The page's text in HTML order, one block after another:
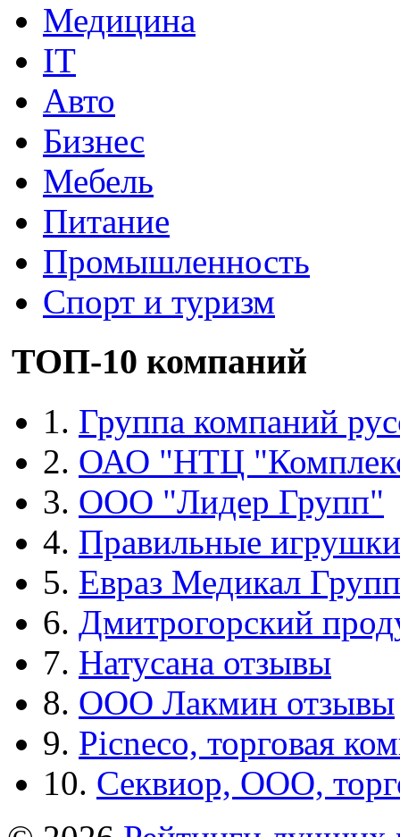
Медицина
IT
Авто
Бизнес
Мебель
Питание
Промышленность
Спорт и туризм
ТОП-10 компаний
1. Группа компаний
2. ОАО "НТЦ
3. ООО "Лидер Групп"
4. Правильные игрушки
5. Евраз Медикал Групп
6. Дмитрогорский
7. Натусана отзывы
8. ООО Лакмин отзывы
9. Picneco, торговая
10. Секвиор, ООО,